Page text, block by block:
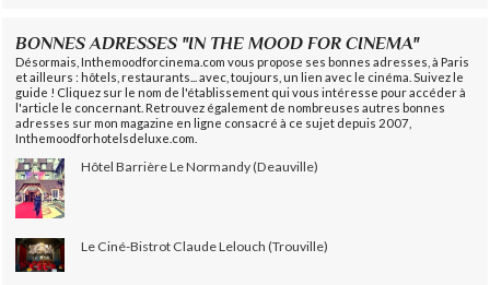
BONNES ADRESSES "IN THE MOOD FOR CINEMA"
Désormais, Inthemoodforcinema.com vous propose ses bonnes adresses, à Paris
et ailleurs : hôtels, restaurants... avec, toujours, un lien avec le cinéma. Suivez le
guide ! Cliquez sur le nom de l'établissement qui vous intéresse pour accéder à
l'article le concernant. Retrouvez également de nombreuses autres bonnes
adresses sur mon magazine en ligne consacré à ce sujet depuis 2007,
Inthemoodforhotelsdeluxe.com.
Hôtel Barrière Le Normandy (Deauville)
Le Ciné-Bistrot Claude Lelouch (Trouville)